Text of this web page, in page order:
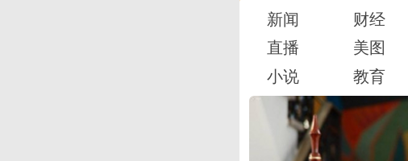
新闻 财经
直播
美图
小说
教育